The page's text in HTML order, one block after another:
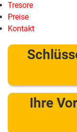
Tresore
Preise
Kontakt
Ihre